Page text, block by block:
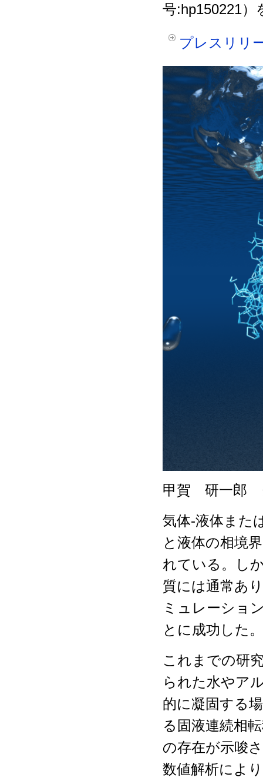
号:hp150221
プレスリリ
甲賀 研一郎
気体-液体また
と液体の相境
れている。し
質には通常あ
ミュレーショ
とに成功した。
これまでの研
られた水やア
的に凝固する
る固液連続相
の存在が示唆
数値解析によ